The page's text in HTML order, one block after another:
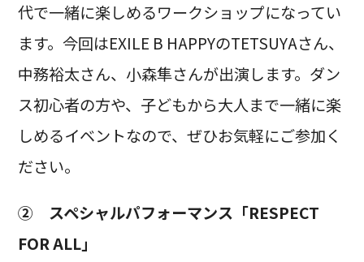
代で一緒に楽しめるワークショップになってい
ます。今回はEXILE B HAPPYのTETSUYAさん、
中務裕太さん、小森隼さんが出演します。ダン
ス初心者の方や、子どもから大人まで一緒に楽
しめるイベントなので、ぜひお気軽にご参加く
ださい。
② スペシャルパフォーマンス「RESPECT
FOR ALL」